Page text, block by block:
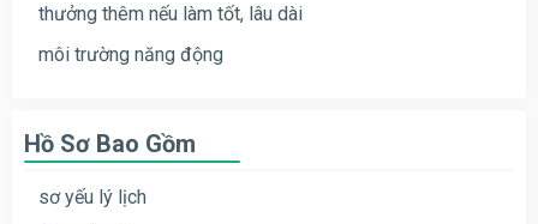
thưởng thêm nếu làm tốt, lâu dài
môi trường năng động
Hồ Sơ Bao Gồm
sơ yếu lý lịch